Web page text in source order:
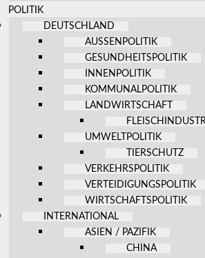
POLITIK
DEUTSCHLAND
AUSSENPOLITIK
GESUNDHEITSPOLITIK
INNENPOLITIK
KOMMUNALPOLITIK
LANDWIRTSCHAFT
UMWELTPOLITIK
TIERSCHUTZ
VERKEHRSPOLITIK
VERTEIDIGUNGSPOLITIK
WIRTSCHAFTSPOLITIK
INTERNATIONAL
ASIEN / PAZIFIK
CHINA